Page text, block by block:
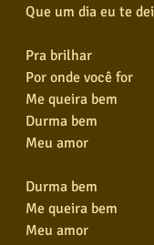
Que um dia eu te dei
Pra brilhar
Por onde você for
Me queira bem
Durma bem
Meu amor
Durma bem
Me queira bem
Meu amor